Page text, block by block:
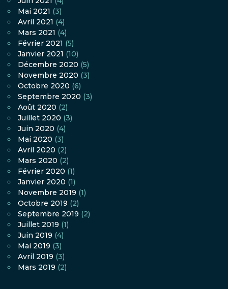
Mai 2021 (3)
Avril 2021 (4)
Mars 2021 (4)
Février 2021 (5)
Janvier 2021 (10)
Décembre 2020 (5)
Novembre 2020 (3)
Octobre 2020 (6)
Septembre 2020 (3)
Août 2020 (2)
Juillet 2020 (3)
Juin 2020 (4)
Mai 2020 (3)
Avril 2020 (2)
Mars 2020 (2)
Février 2020 (1)
Janvier 2020 (1)
Novembre 2019 (1)
Octobre 2019 (2)
Septembre 2019 (2)
Juillet 2019 (1)
Juin 2019 (4)
Mai 2019 (3)
Avril 2019 (3)
Mars 2019 (2)